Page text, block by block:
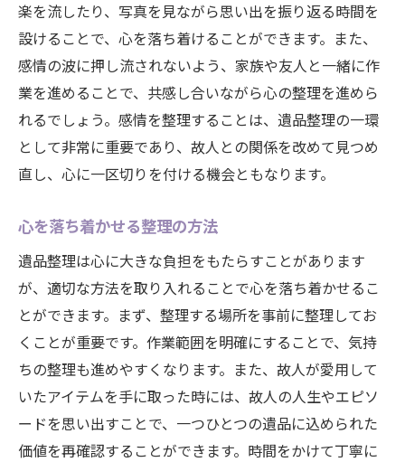
楽を流したり、写真を見ながら思い出を振り返る時間を
設けることで、心を落ち着けることができます。また、
感情の波に押し流されないよう、家族や友人と一緒に作
業を進めることで、共感し合いながら心の整理を進めら
れるでしょう。感情を整理することは、遺品整理の一環
として非常に重要であり、故人との関係を改めて見つめ
直し、心に一区切りを付ける機会ともなります。
心を落ち着かせる整理の方法
遺品整理は心に大きな負担をもたらすことがあります
が、適切な方法を取り入れることで心を落ち着かせるこ
とができます。まず、整理する場所を事前に整理してお
くことが重要です。作業範囲を明確にすることで、気持
ちの整理も進めやすくなります。また、故人が愛用して
いたアイテムを手に取った時には、故人の人生やエピソ
ードを思い出すことで、一つひとつの遺品に込められた
価値を再確認することができます。時間をかけて丁寧に